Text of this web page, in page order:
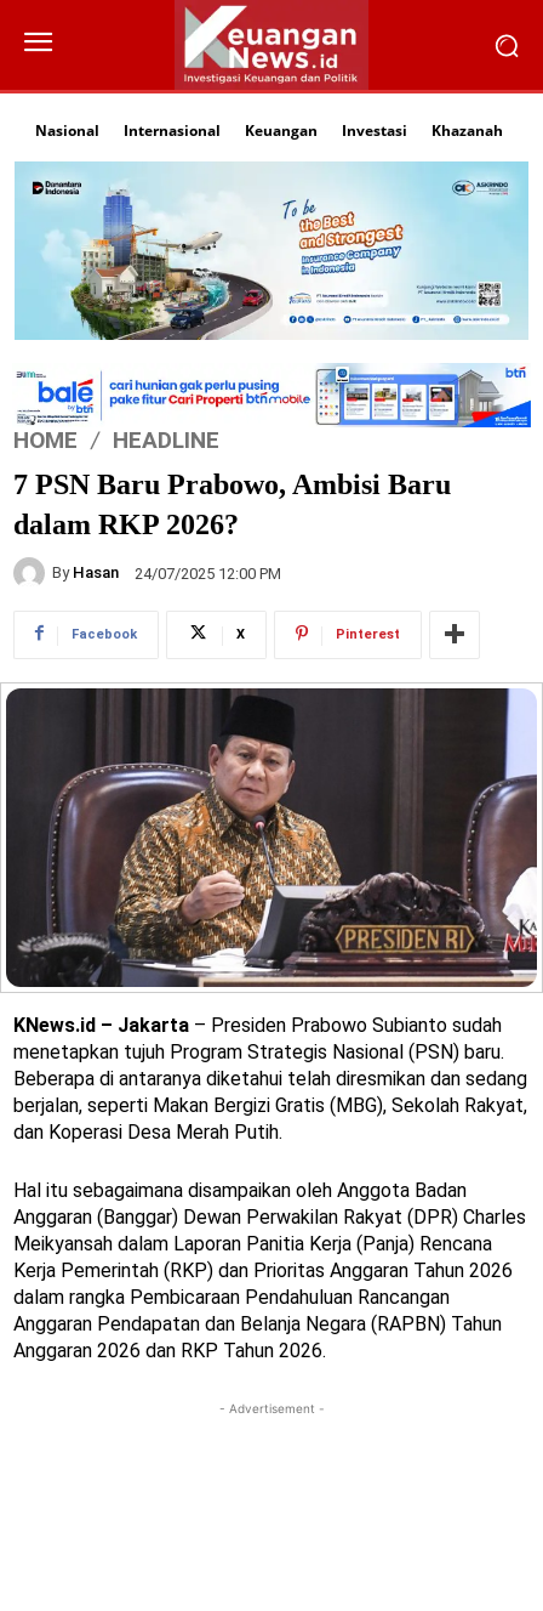
Nasional Internasional Keuangan Investasi Khazanah
HOME HEADLINE
7 PSN Baru Prabowo, Ambisi Baru
dalam RKP 2026?
By Hasan 24/07/2025 12:00 PM
Facebook X Pinterest
KNews.id – Jakarta – Presiden Prabowo Subianto sudah
menetapkan tujuh Program Strategis Nasional (PSN) baru.
Beberapa di antaranya diketahui telah diresmikan dan sedang
berjalan, seperti Makan Bergizi Gratis (MBG), Sekolah Rakyat,
dan Koperasi Desa Merah Putih.
Hal itu sebagaimana disampaikan oleh Anggota Badan
Anggaran (Banggar) Dewan Perwakilan Rakyat (DPR) Charles
Meikyansah dalam Laporan Panitia Kerja (Panja) Rencana
Kerja Pemerintah (RKP) dan Prioritas Anggaran Tahun 2026
dalam rangka Pembicaraan Pendahuluan Rancangan
Anggaran Pendapatan dan Belanja Negara (RAPBN) Tahun
Anggaran 2026 dan RKP Tahun 2026.
- Advertisement -